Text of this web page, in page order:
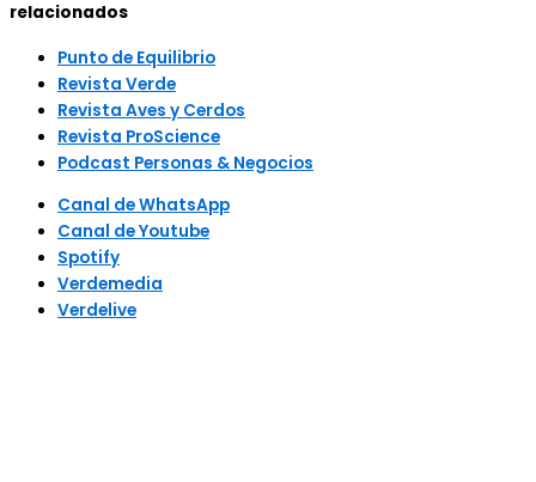
relacionados
Punto de Equilibrio
Revista Verde
Revista Aves y Cerdos
Revista ProScience
Podcast Personas & Negocios
Canal de WhatsApp
Canal de Youtube
Spotify
Verdemedia
Verdelive